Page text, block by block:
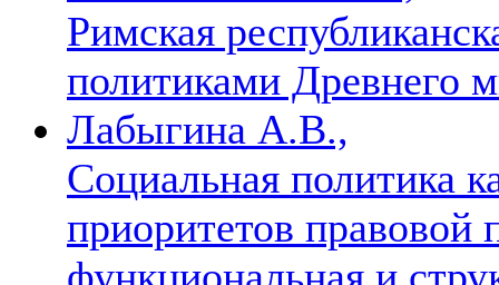
Римская
политиками Древнего
Лабыгина А.В.,
Социальная политика
приоритетов правовой